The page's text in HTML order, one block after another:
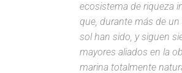
ecosistema de riqueza
que, durante más de un
sol han sido, y siguen
mayores aliados en la
marina totalmente